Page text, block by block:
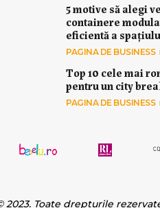
5 motive să alegi
containere
eficientă a
PAGINA DE BUSINESS
Top 10 cele mai
pentru un city
PAGINA DE BUSINESS
2023. Toate drepturile